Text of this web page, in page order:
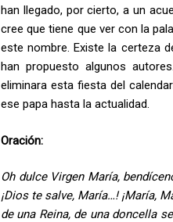
han llegado, por cierto, a un
cree que tiene que ver con la
este nombre. Existe la certeza
han propuesto algunos
eliminara esta fiesta del
ese papa hasta la actualidad.
Oración:
Oh dulce Virgen María,
¡Dios te salve, María…! ¡María,
de una Reina, de una doncella